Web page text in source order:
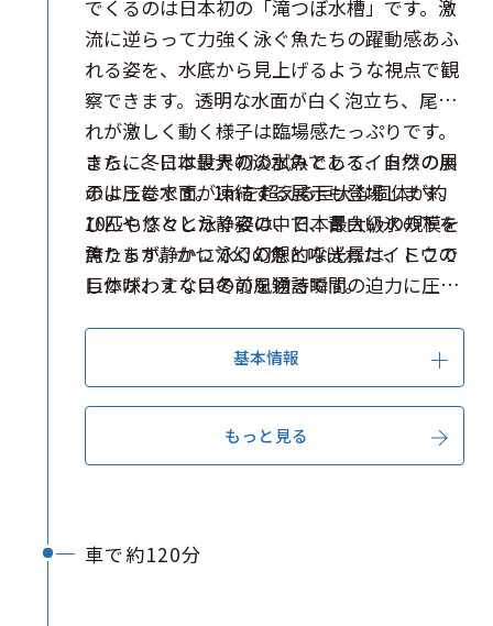
でくるのは日本初の「滝つぼ水槽」です。激
流に逆らって力強く泳ぐ魚たちの躍動感あふ
れる姿を、水底から見上げるような視点で観
察できます。透明な水面が白く泡立ち、尾び
れが激しく動く様子は臨場感たっぷりです。
また、冬には世界初の試みとして、自然の川
のように水面が凍結する展示も登場します。
ひんやりとした静寂の中で、青白い氷の下を
魚たちが静かに泳ぐ幻想的な光景は、ここで
しか味わえない冬の風物詩です。
さらに、日本最大の淡水魚であるイトウの展
示は圧巻です。1mを超える巨大な個体が約
10匹も悠々と泳ぐ姿は、日本最大級の規模を
誇ります。かつて幻の魚と呼ばれたイトウの
巨体が、すぐ目の前を通る瞬間の迫力に圧倒
せせらぎに包まれた空間で、北海道の豊かな
水辺の生態系を深く理解できるスポットで
す。
基本情報
もっと見る
車で約120分